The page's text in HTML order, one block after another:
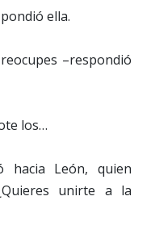
ella.
–respondió
los…
hacia León, quien
unirte a la